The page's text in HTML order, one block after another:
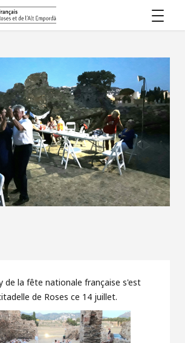
de la fête nationale française s'est
de Roses ce 14 juillet.